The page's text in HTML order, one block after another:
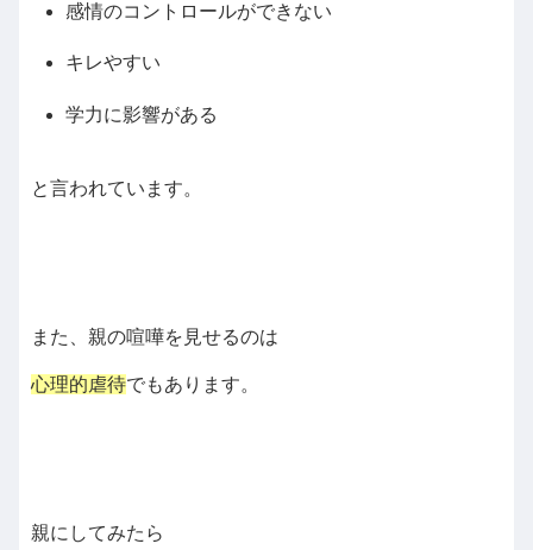
感情のコントロールができない
キレやすい
学力に影響がある
と言われています。
また、親の喧嘩を見せるのは
心理的虐待でもあります。
親にしてみたら